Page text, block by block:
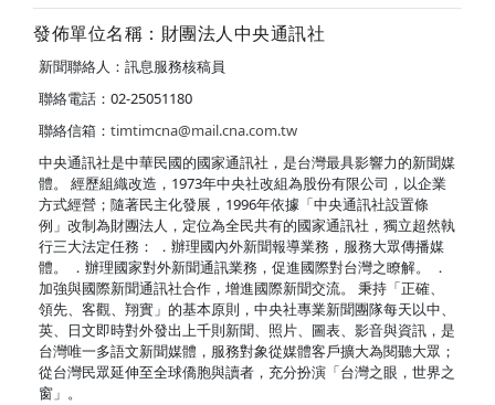
發佈單位名稱：財團法人中央通訊社
新聞聯絡人：訊息服務核稿員
聯絡電話：02-25051180
聯絡信箱： timtimcna@mail.cna.com.tw
中央通訊社是中華民國的國家通訊社，是台灣最具影響力的新聞媒
體。 經歷組織改造，1973年中央社改組為股份有限公司，以企業
方式經營；隨著民主化發展，1996年依據「中央通訊社設置條
例」改制為財團法人，定位為全民共有的國家通訊社，獨立超然執
行三大法定任務： ．辦理國內外新聞報導業務，服務大眾傳播媒
體。 ．辦理國家對外新聞通訊業務，促進國際對台灣之瞭解。 ．
加強與國際新聞通訊社合作，增進國際新聞交流。 秉持「正確、
領先、客觀、翔實」的基本原則，中央社專業新聞團隊每天以中、
英、日文即時對外發出上千則新聞、照片、圖表、影音與資訊，是
台灣唯一多語文新聞媒體，服務對象從媒體客戶擴大為閱聽大眾；
從台灣民眾延伸至全球僑胞與讀者，充分扮演「台灣之眼，世界之
窗」。